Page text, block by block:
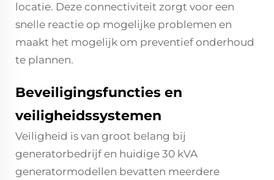
locatie. Deze connectiviteit zorgt voor een
snelle reactie op mogelijke problemen en
maakt het mogelijk om preventief onderhoud
te plannen.
Beveiligingsfuncties en
veiligheidssystemen
Veiligheid is van groot belang bij
generatorbedrijf en huidige 30 kVA
generatormodellen bevatten meerdere